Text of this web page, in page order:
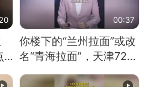
00:37
你楼下的“兰州拉面”或改
名“青海拉面”，天津72家
面馆已集体更换招牌